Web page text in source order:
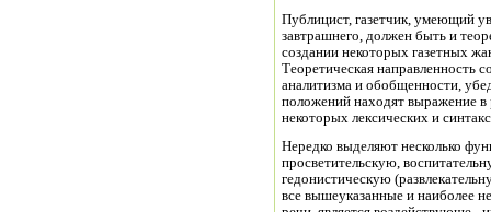
Публицист, газетчик, умеющий
завтрашнего, должен быть и
создании некоторых газетных
Теоретическая направленность
аналитизма и обобщенности,
положений находят выражение в
некоторых лексических и
Нередко выделяют несколько
просветительскую,
гедонистическую
все вышеуказанные и наиболее